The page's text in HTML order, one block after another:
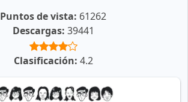
Puntos de vista: 61262
Descargas: 39441
Clasificación: 4.2